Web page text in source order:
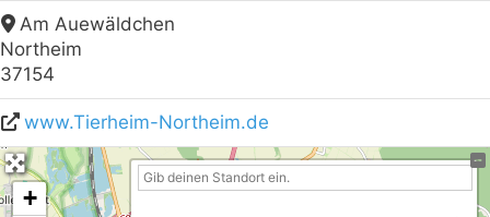
Am Auewäldchen
Northeim
37154
www.Tierheim-Northeim.de
+